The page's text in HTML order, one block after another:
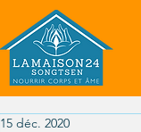
15 déc. 2020